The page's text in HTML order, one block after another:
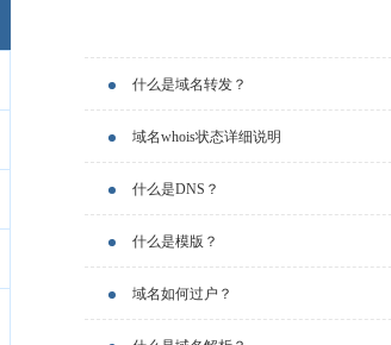
什么是域名转发？
域名whois状态详细说明
什么是DNS？
什么是模版？
域名如何过户？